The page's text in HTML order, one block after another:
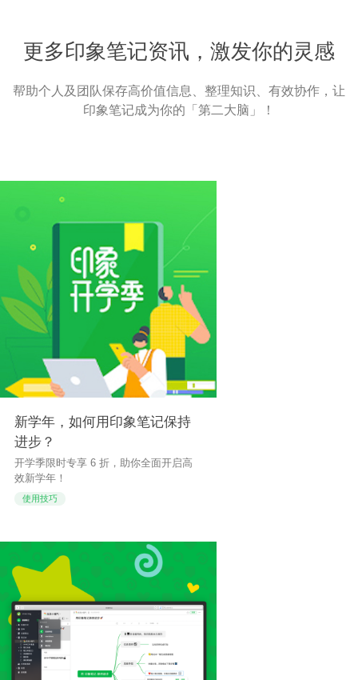
更多印象笔记资讯，激发你的灵感
帮助个人及团队保存高价值信息、整理知识、有效协作，让
印象笔记成为你的「第二大脑」！
新学年，如何用印象笔记保持
进步？
开学季限时专享 6 折，助你全面开启高
效新学年！
使用技巧